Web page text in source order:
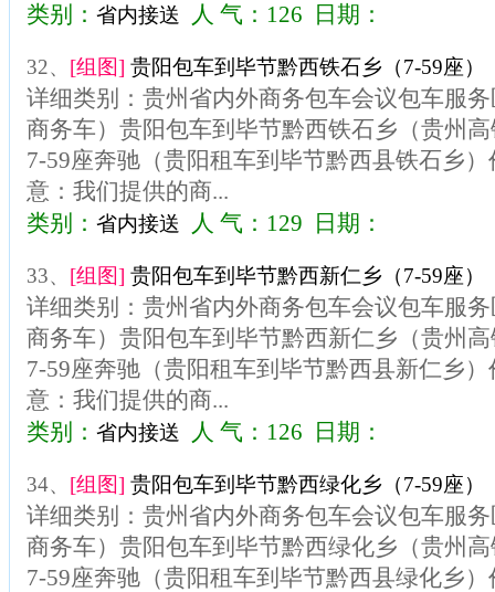
类别： 省内接送 人 气：126 日期：
32、 [组图] 贵阳包车到毕节黔西铁石乡（7-59座）
详细类别：贵州省内外商务包车会议包车服
商务车）贵阳包车到毕节黔西铁石乡（贵州
7-59座奔驰（贵阳租车到毕节黔西县铁石乡
意：我们提供的商...
类别： 省内接送 人 气：129 日期：
33、 [组图] 贵阳包车到毕节黔西新仁乡（7-59座）
详细类别：贵州省内外商务包车会议包车服
商务车）贵阳包车到毕节黔西新仁乡（贵州
7-59座奔驰（贵阳租车到毕节黔西县新仁乡
意：我们提供的商...
类别： 省内接送 人 气：126 日期：
34、 [组图] 贵阳包车到毕节黔西绿化乡（7-59座）
详细类别：贵州省内外商务包车会议包车服
商务车）贵阳包车到毕节黔西绿化乡（贵州
7-59座奔驰（贵阳租车到毕节黔西县绿化乡